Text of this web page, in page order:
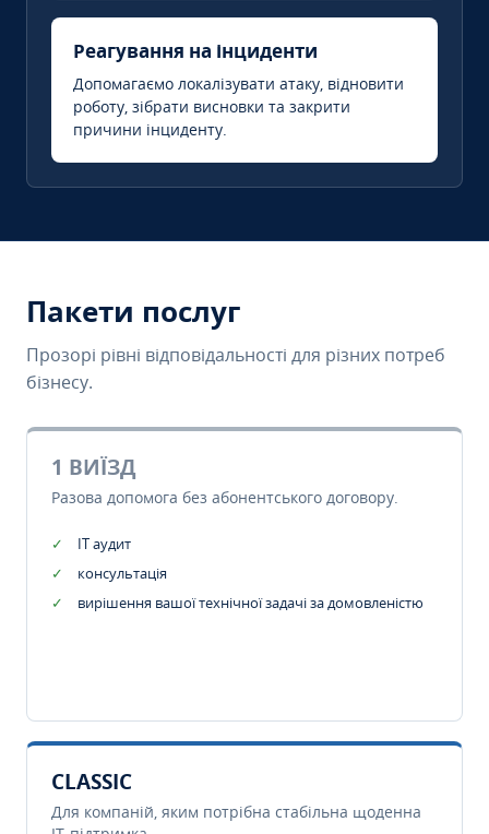
Реагування на інциденти
Допомагаємо локалізувати атаку, відновити
роботу, зібрати висновки та закрити
причини інциденту.
Пакети послуг
Прозорі рівні відповідальності для різних потреб
бізнесу.
1 ВИЇЗД
Разова допомога без абонентського договору.
IT аудит
консультація
вирішення вашої технічної задачі за домовленістю
CLASSIC
Для компаній, яким потрібна стабільна щоденна